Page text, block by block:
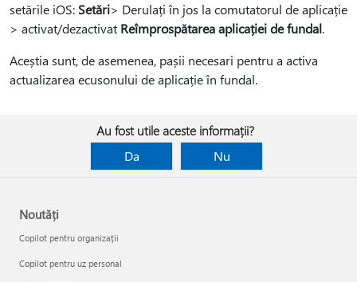
setările iOS: Setări> Derulați în jos la comutatorul de aplicație
> activat/dezactivat Reîmprospătarea aplicației de fundal.
Aceștia sunt, de asemenea, pașii necesari pentru a activa
actualizarea ecusonului de aplicație în fundal.
Au fost utile aceste informații?
Da
Nu
Noutăți
Copilot pentru organizații
Copilot pentru uz personal